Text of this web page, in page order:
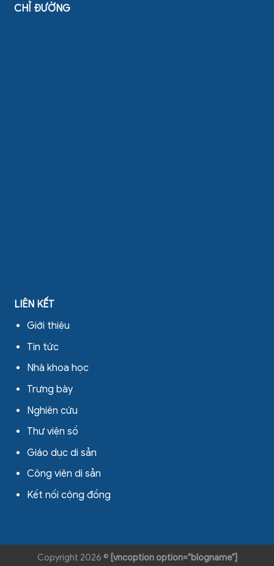
CHỈ ĐƯỜNG
LIÊN KẾT
Giới thiệu
Tin tức
Nhà khoa học
Trưng bày
Nghiên cứu
Thư viện số
Giáo dục di sản
Công viên di sản
Kết nối cộng đồng
Copyright 2026 © [vncoption option="blogname"]